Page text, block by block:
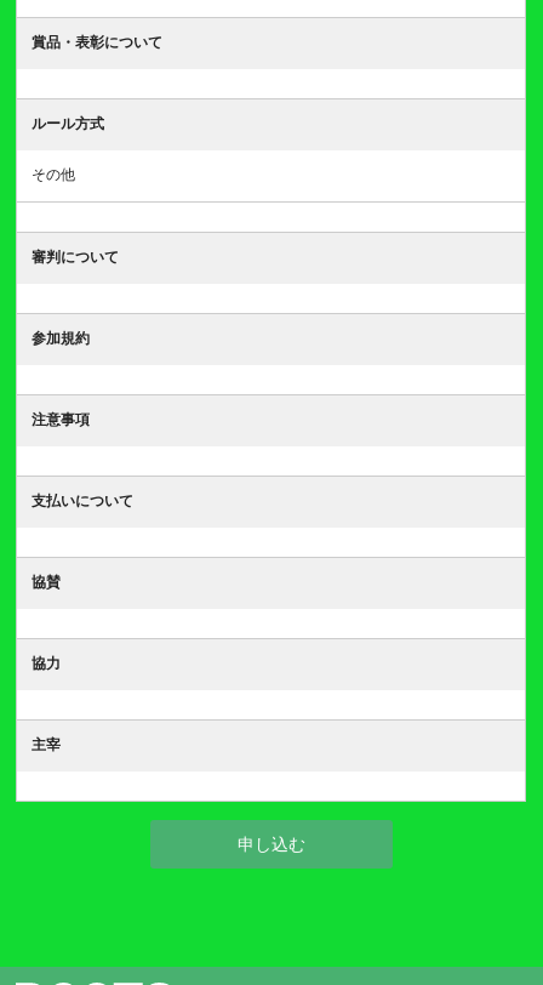
賞品・表彰について
ルール方式
その他
審判について
参加規約
注意事項
支払いについて
協賛
協力
主宰
申し込む